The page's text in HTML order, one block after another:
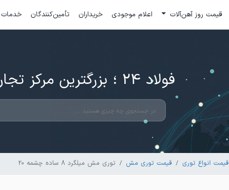
قیمت روز آهن‌آلات اعلام موجودی خریداران تأمین‌کنندگان خدمات
فولاد 24 ؛ بزرگترین مرکز تجارت آنلاین فلزات
قیمت انواع توری قیمت توری مش توری مش میلگرد 8 ساده چشمه 20